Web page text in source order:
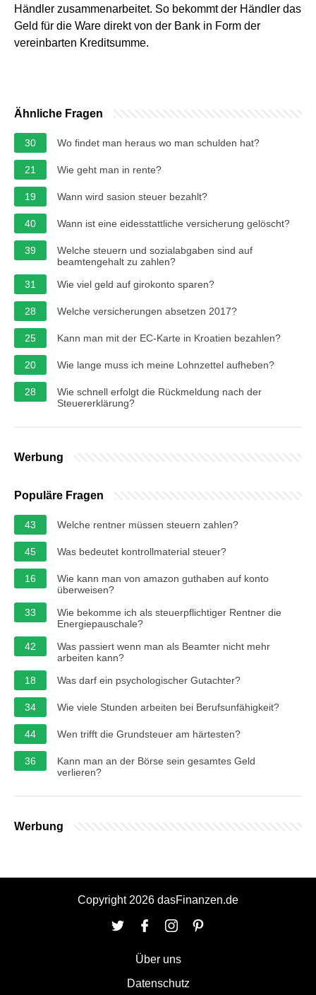
Händler zusammenarbeitet. So bekommt der Händler das
Geld für die Ware direkt von der Bank in Form der
vereinbarten Kreditsumme.
Ähnliche Fragen
30 Wo findet man heraus wo man schulden hat?
21 Wie geht man in rente?
19 Wann wird sasion steuer bezahlt?
40 Wann ist eine eidesstattliche versicherung gelöscht?
39
Welche steuern und sozialabgaben sind auf
beamtengehalt zu zahlen?
31
Wie viel geld auf girokonto sparen?
28 Welche versicherungen absetzen 2017?
25 Kann man mit der EC-Karte in Kroatien bezahlen?
20 Wie lange muss ich meine Lohnzettel aufheben?
28
Wie schnell erfolgt die Rückmeldung nach der
Steuererklärung?
Werbung
Populäre Fragen
43 Welche rentner müssen steuern zahlen?
45 Was bedeutet kontrollmaterial steuer?
16
Wie kann man von amazon guthaben auf konto
überweisen?
33
Wie bekomme ich als steuerpflichtiger Rentner die
Energiepauschale?
42
Was passiert wenn man als Beamter nicht mehr
arbeiten kann?
18
Was darf ein psychologischer Gutachter?
34 Wie viele Stunden arbeiten bei Berufsunfähigkeit?
44 Wen trifft die Grundsteuer am härtesten?
36
Kann man an der Börse sein gesamtes Geld
verlieren?
Werbung
Copyright 2026 dasFinanzen.de
Über uns
Datenschutz